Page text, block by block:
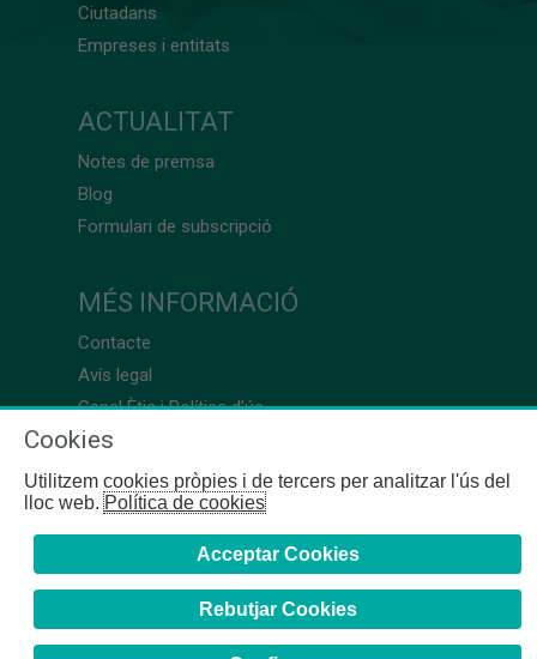
Ciutadans
Empreses i entitats
ACTUALITAT
Notes de premsa
Blog
Formulari de subscripció
MÉS INFORMACIÓ
Contacte
Avís legal
Canal Ètic i Política d’ús
Cookies
Utilitzem cookies pròpies i de tercers per analitzar l'ús del
lloc web.Política de cookies
Acceptar Cookies
Rebutjar Cookies